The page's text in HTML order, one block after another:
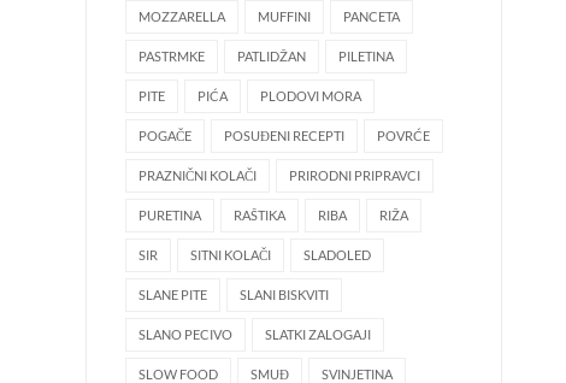
MOZZARELLA MUFFINI PANCETA
PASTRMKE PATLIDŽAN PILETINA
PITE PIĆA PLODOVI MORA
POGAČE POSUĐENI RECEPTI POVRĆE
PRAZNIČNI KOLAČI PRIRODNI PRIPRAVCI
PURETINA RAŠTIKA RIBA RIŽA
SIR SITNI KOLAČI SLADOLED
SLANE PITE SLANI BISKVITI
SLANO PECIVO SLATKI ZALOGAJI
SLOW FOOD SMUĐ SVINJETINA